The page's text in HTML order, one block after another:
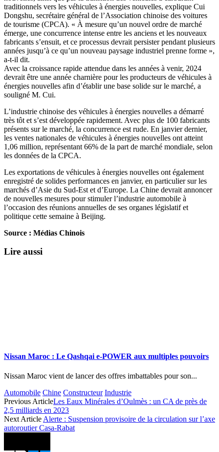
traditionnels vers les véhicules à énergies nouvelles, explique Cui
Dongshu, secrétaire général de l’Association chinoise des voitures
de tourisme (CPCA). « À mesure qu’un nouvel ordre de marché
émerge, une concurrence intense entre les anciens et les nouveaux
fabricants s’ensuit, et ce processus devrait persister pendant plusieurs
années jusqu’à ce qu’un nouveau paysage industriel prenne forme »,
a-t-il dit.
Avec la croissance rapide attendue dans les années à venir, 2024
devrait être une année charnière pour les producteurs de véhicules à
énergies nouvelles afin d’établir une base solide sur le marché, a
souligné M. Cui.
L’industrie chinoise des véhicules à énergies nouvelles a démarré
très tôt et s’est développée rapidement. Avec plus de 100 fabricants
présents sur le marché, la concurrence est rude. En janvier dernier,
les ventes nationales de véhicules à énergies nouvelles ont atteint
1,06 million, représentant 66% de la part de marché mondiale, selon
les données de la CPCA.
Les exportations de véhicules à énergies nouvelles ont également
enregistré de solides performances en janvier, en particulier sur les
marchés d’Asie du Sud-Est et d’Europe. La Chine devrait annoncer
de nouvelles mesures pour stimuler l’industrie automobile à
l’occasion des réunions annuelles de ses organes législatif et
politique cette semaine à Beijing.
Source : Médias Chinois
Lire aussi
Nissan Maroc : Le Qashqai e-POWER aux multiples pouvoirs
Nissan Maroc vient de lancer des offres imbattables pour son...
Automobile Chine Constructeur Industrie
Previous ArticleLes Eaux Minérales d’Oulmès : un CA de près de
2,5 milliards en 2023
Next Article Alerte : Suspension provisoire de la circulation sur l’axe
autoroutier Casa-Rabat